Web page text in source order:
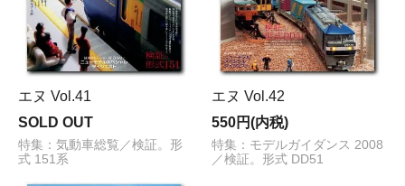
エヌ Vol.41
SOLD OUT
特集：気動車総覧／検証。形
式 151系
エヌ Vol.42
550円(内税)
特集：モデルガイダンス 2008
／検証。形式 DD51